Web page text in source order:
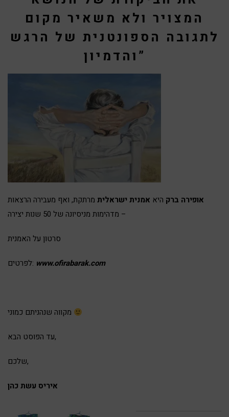
המצויר ולא משאיר מקום
לתגובה הספונטנית של הרגש
והדמיון”
אופירה ברק היא אמנית ישראלית מרתקת, ואף מעבירה הרצאות
מדהימות מניסיונה של 50 שנות יצירה –
סרטון על האמנית
לפרטים: www.ofirabarak.com
עד הפוסט הבא,
שלכם,
איריס עשת כהן